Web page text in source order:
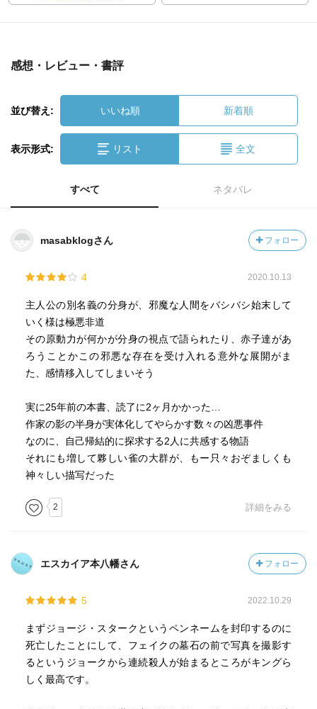
感想・レビュー・書評
並び替え: いいね順 新着順
表示形式: リスト 全文
すべて ネタバレ
masabklogさん フォロー
4 2020.10.13
主人公の別名義の分身が、邪魔な人間をバシバシ始末して
いく様は極悪非道
その原動力が何かが分身の視点で語られたり、赤子達があ
ろうことかこの邪悪な存在を受け入れる意外な展開がま
た、感情移入してしまいそう
実に25年前の本書、読了に2ヶ月かかった…
作家の影の半身が実体化してやらかす数々の凶悪事件
なのに、自己帰結的に探求する2人に共感する物語
それにも増して夥しい雀の大群が、もー只々おぞましくも
神々しい描写だった
2 詳細をみる
エスカイア本八幡さん フォロー
5 2022.10.29
まずジョージ・スタークというペンネームを封印するのに
死亡したことにして、フェイクの墓石の前で写真を撮影す
るというジョークから連続殺人が始まるところがキングら
しく最高です。